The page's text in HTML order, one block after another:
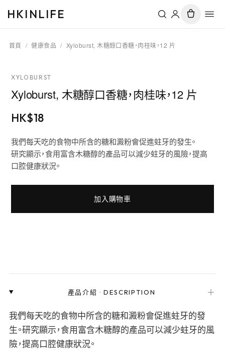
HKINLIFE
首頁 / 健康食品 / Xyloburst, 木糖醇口香糖，肉桂味，12 片
XYLOBURST
Xyloburst, 木糖醇口香糖，肉桂味，12 片
HK$18
我們每天吃的食物中所含的糖和澱粉會促進蛀牙的發生。
研究顯示，食用富含木糖醇的產品可以減少蛀牙的風險，提高
口腔健康狀況。
加入購物車
產品介紹 ·DESCRIPTION ＋
我們每天吃的食物中所含的糖和澱粉會促進蛀牙的發
生。研究顯示，食用富含木糖醇的產品可以減少蛀牙的風
險，提高口腔健康狀況。